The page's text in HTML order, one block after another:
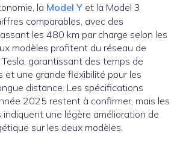
la Model Y et la Model 3
comparables, avec des
les 480 km par charge selon les
modèles profitent du réseau de
garantissant des temps de
et une grande flexibilité pour les
distance. Les spécifications
2025 restent à confirmer, mais les
indiquent une légère amélioration de
sur les deux modèles.